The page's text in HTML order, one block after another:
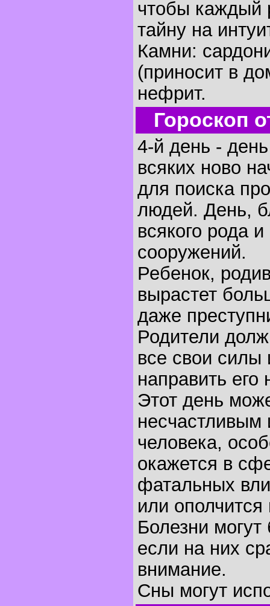
чтобы каждый
тайну на
Камни:
(приносит в
нефрит.
Гороскоп
4-й день -
всяких ново
для поиска
людей. День,
всякого рода
сооружений.
Ребенок,
вырастет
даже
Родители
все свои
направить
Этот день
несчастливым
человека,
окажется в
фатальных
или ополчится
Болезни
если на них
внимание.
Сны могут